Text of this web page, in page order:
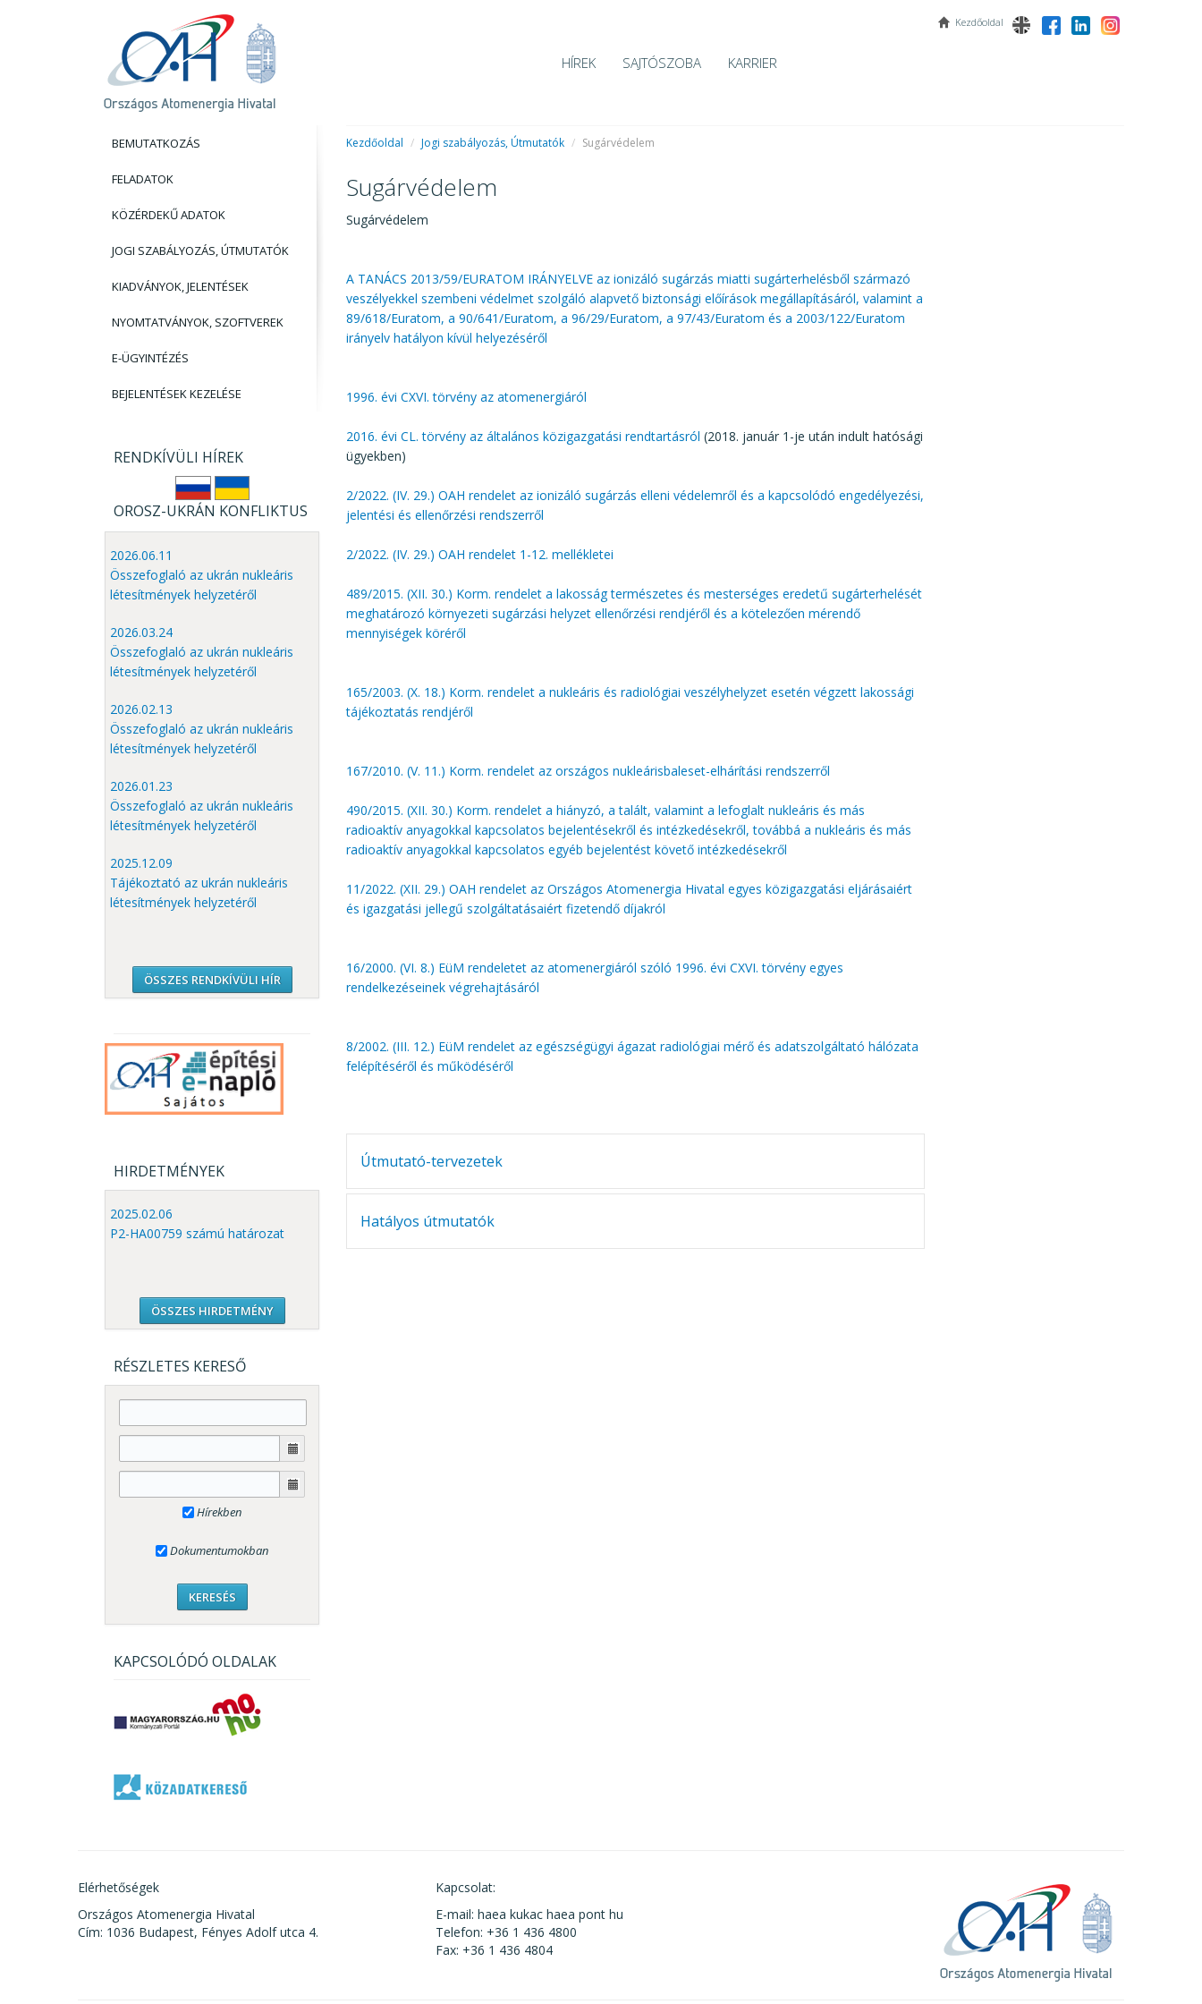
Kezdőoldal
HÍREK SAJTÓSZOBA KARRIER
BEMUTATKOZÁS
FELADATOK
KÖZÉRDEKŰ ADATOK
JOGI SZABÁLYOZÁS, ÚTMUTATÓK
KIADVÁNYOK, JELENTÉSEK
NYOMTATVÁNYOK, SZOFTVEREK
E-ÜGYINTÉZÉS
BEJELENTÉSEK KEZELÉSE
RENDKÍVÜLI HÍREK
OROSZ-UKRÁN KONFLIKTUS
2026.06.11
Összefoglaló az ukrán nukleáris
létesítmények helyzetéről
2026.03.24
Összefoglaló az ukrán nukleáris
létesítmények helyzetéről
2026.02.13
Összefoglaló az ukrán nukleáris
létesítmények helyzetéről
2026.01.23
Összefoglaló az ukrán nukleáris
létesítmények helyzetéről
2025.12.09
Tájékoztató az ukrán nukleáris
létesítmények helyzetéről
ÖSSZES RENDKÍVÜLI HÍR
HIRDETMÉNYEK
2025.02.06
P2-HA00759 számú határozat
ÖSSZES HIRDETMÉNY
RÉSZLETES KERESŐ
Hírekben
Dokumentumokban
KAPCSOLÓDÓ OLDALAK
Kezdőoldal / Jogi szabályozás, Útmutatók / Sugárvédelem
Sugárvédelem
Sugárvédelem
A TANÁCS 2013/59/EURATOM IRÁNYELVE az ionizáló sugárzás miatti sugárterhelésből származó
veszélyekkel szembeni védelmet szolgáló alapvető biztonsági előírások megállapításáról, valamint a
89/618/Euratom, a 90/641/Euratom, a 96/29/Euratom, a 97/43/Euratom és a 2003/122/Euratom
irányelv hatályon kívül helyezéséről
1996. évi CXVI. törvény az atomenergiáról
2016. évi CL. törvény az általános közigazgatási rendtartásról (2018. január 1-je után indult hatósági
ügyekben)
2/2022. (IV. 29.) OAH rendelet az ionizáló sugárzás elleni védelemről és a kapcsolódó engedélyezési,
jelentési és ellenőrzési rendszerről
2/2022. (IV. 29.) OAH rendelet 1-12. mellékletei
489/2015. (XII. 30.) Korm. rendelet a lakosság természetes és mesterséges eredetű sugárterhelését
meghatározó környezeti sugárzási helyzet ellenőrzési rendjéről és a kötelezően mérendő
mennyiségek köréről
165/2003. (X. 18.) Korm. rendelet a nukleáris és radiológiai veszélyhelyzet esetén végzett lakossági
tájékoztatás rendjéről
167/2010. (V. 11.) Korm. rendelet az országos nukleárisbaleset-elhárítási rendszerről
490/2015. (XII. 30.) Korm. rendelet a hiányzó, a talált, valamint a lefoglalt nukleáris és más
radioaktív anyagokkal kapcsolatos bejelentésekről és intézkedésekről, továbbá a nukleáris és más
radioaktív anyagokkal kapcsolatos egyéb bejelentést követő intézkedésekről
11/2022. (XII. 29.) OAH rendelet az Országos Atomenergia Hivatal egyes közigazgatási eljárásaiért
és igazgatási jellegű szolgáltatásaiért fizetendő díjakról
16/2000. (VI. 8.) EüM rendeletet az atomenergiáról szóló 1996. évi CXVI. törvény egyes
rendelkezéseinek végrehajtásáról
8/2002. (III. 12.) EüM rendelet az egészségügyi ágazat radiológiai mérő és adatszolgáltató hálózata
felépítéséről és működéséről
Útmutató-tervezetek
Hatályos útmutatók
Elérhetőségek
Országos Atomenergia Hivatal
Cím: 1036 Budapest, Fényes Adolf utca 4.
Kapcsolat:
E-mail: haea kukac haea pont hu
Telefon: +36 1 436 4800
Fax: +36 1 436 4804